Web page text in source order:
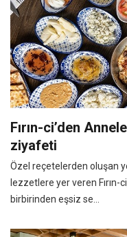
Fırın-ci’den
ziyafeti
Özel reçetelerden oluşan
lezzetlere yer veren
birbirinden eşsiz se...